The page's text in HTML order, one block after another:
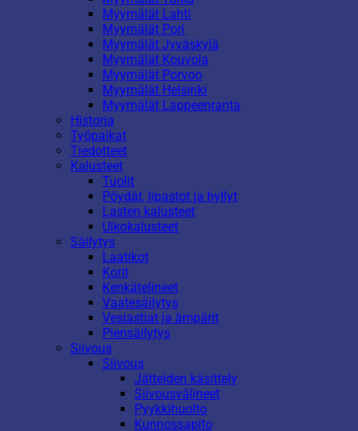
Myymälät Lahti
Myymälät Pori
Myymälät Jyväskylä
Myymälät Kouvola
Myymälät Porvoo
Myymälät Helsinki
Myymälät Lappeenranta
Historia
Työpaikat
Tiedotteet
Kalusteet
Tuolit
Pöydät, lipastot ja hyllyt
Lasten kalusteet
Ulkokalusteet
Säilytys
Laatikot
Korit
Kenkätelineet
Vaatesäilytys
Vesiastiat ja ämpärit
Piensäilytys
Siivous
Siivous
Jätteiden käsittely
Siivousvälineet
Pyykkihuolto
Kunnossapito